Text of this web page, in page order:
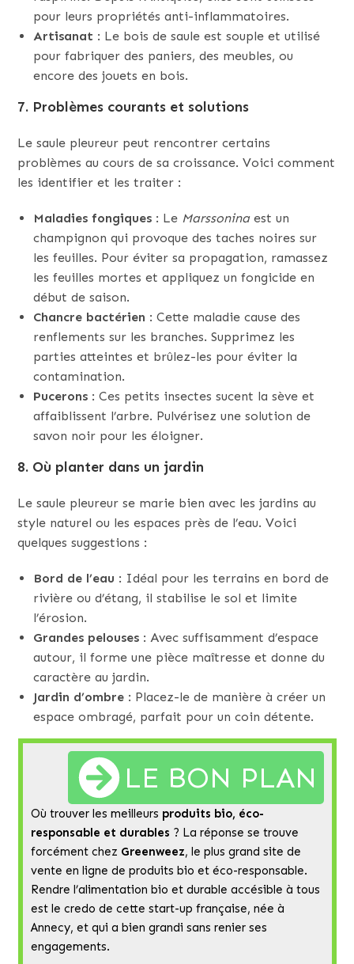
pour leurs propriétés anti-inflammatoires.
Artisanat : Le bois de saule est souple et utilisé
pour fabriquer des paniers, des meubles, ou
encore des jouets en bois.
7. Problèmes courants et solutions
Le saule pleureur peut rencontrer certains
problèmes au cours de sa croissance. Voici comment
les identifier et les traiter :
Maladies fongiques : Le Marssoninaest un
champignon qui provoque des taches noires sur
les feuilles. Pour éviter sa propagation, ramassez
les feuilles mortes et appliquez un fongicide en
début de saison.
Chancre bactérien : Cette maladie cause des
renflements sur les branches. Supprimez les
parties atteintes et brûlez-les pour éviter la
contamination.
Pucerons : Ces petits insectes sucent la sève et
affaiblissent l’arbre. Pulvérisez une solution de
savon noir pour les éloigner.
8. Où planter dans un jardin
Le saule pleureur se marie bien avec les jardins au
style naturel ou les espaces près de l’eau. Voici
quelques suggestions :
Bord de l’eau : Idéal pour les terrains en bord de
rivière ou d’étang, il stabilise le sol et limite
l’érosion.
Grandes pelouses : Avec suffisamment d’espace
autour, il forme une pièce maîtresse et donne du
caractère au jardin.
Jardin d’ombre : Placez-le de manière à créer un
espace ombragé, parfait pour un coin détente.
LE BON PLAN
Où trouver les meilleurs produits bio, éco-
responsable et durables ? La réponse se trouve
forcément chez Greenweez, le plus grand site de
vente en ligne de produits bio et éco-responsable.
Rendre l’alimentation bio et durable accésible à tous
est le credo de cette start-up française, née à
Annecy, et qui a bien grandi sans renier ses
engagements.